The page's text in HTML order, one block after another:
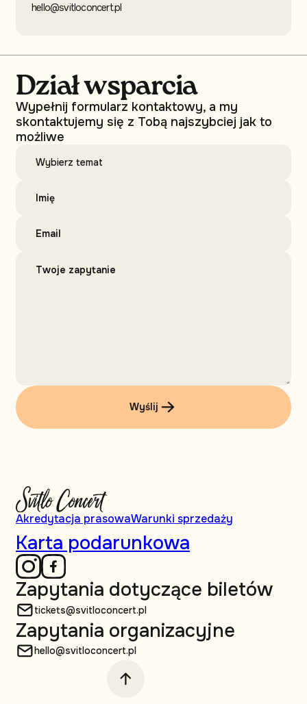
hello@svitloconcert.pl
Dział wsparcia
Wypełnij formularz kontaktowy, a my
skontaktujemy się z Tobą najszybciej jak to
możliwe
Wyślij
Akredytacja prasowaWarunki sprzedaży
Karta podarunkowa
Zapytania dotyczące biletów
tickets@svitloconcert.pl
Zapytania organizacyjne
hello@svitloconcert.pl